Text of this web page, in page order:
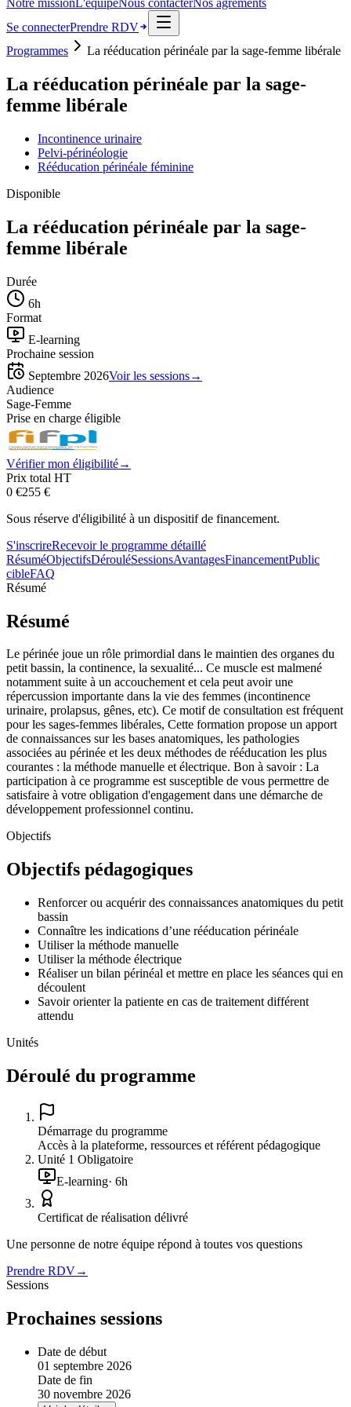
Notre missionL'équipeNous contacterNos agréments
Se connecterPrendre RDV
Programmes
La rééducation périnéale par la sage-femme libérale
La rééducation périnéale par la sage-
femme libérale
Incontinence urinaire
Pelvi-périnéologie
Rééducation périnéale féminine
Disponible
La rééducation périnéale par la sage-
femme libérale
Durée
6h
Format
E-learning
Prochaine session
Septembre 2026Voir les sessions→
Audience
Sage-Femme
Prise en charge éligible
Vérifier mon éligibilité→
Prix total HT
0 €255 €
Sous réserve d'éligibilité à un dispositif de financement.
S'inscrireRecevoir le programme détaillé
RésuméObjectifsDérouléSessionsAvantagesFinancementPublic
cibleFAQ
Résumé
Résumé
Le périnée joue un rôle primordial dans le maintien des organes du
petit bassin, la continence, la sexualité... Ce muscle est malmené
notamment suite à un accouchement et cela peut avoir une
répercussion importante dans la vie des femmes (incontinence
urinaire, prolapsus, gênes, etc). Ce motif de consultation est fréquent
pour les sages-femmes libérales, Cette formation propose un apport
de connaissances sur les bases anatomiques, les pathologies
associées au périnée et les deux méthodes de rééducation les plus
courantes : la méthode manuelle et électrique. Bon à savoir : La
participation à ce programme est susceptible de vous permettre de
satisfaire à votre obligation d'engagement dans une démarche de
développement professionnel continu.
Objectifs
Objectifs pédagogiques
Renforcer ou acquérir des connaissances anatomiques du petit
bassin
Connaître les indications d’une rééducation périnéale
Utiliser la méthode manuelle
Utiliser la méthode électrique
Réaliser un bilan périnéal et mettre en place les séances qui en
découlent
Savoir orienter la patiente en cas de traitement différent
attendu
Unités
Déroulé du programme
Démarrage du programme
Accès à la plateforme, ressources et référent pédagogique
Unité 1 Obligatoire
E-learning· 6h
Certificat de réalisation délivré
Une personne de notre équipe répond à toutes vos questions
Prendre RDV→
Sessions
Prochaines sessions
Date de début
01 septembre 2026
Date de fin
30 novembre 2026